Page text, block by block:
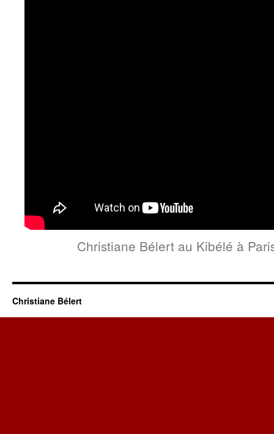
Christiane Bélert au Kibélé à
Christiane Bélert